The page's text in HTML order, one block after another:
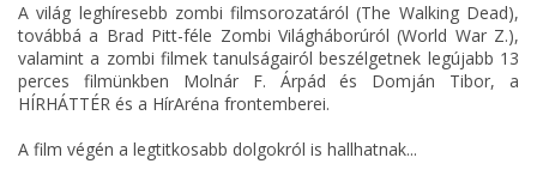
A világ leghíresebb zombi filmsorozatáról (The Walking Dead),
továbbá a Brad Pitt-féle Zombi Világháborúról (World War Z.),
valamint a zombi filmek tanulságairól beszélgetnek legújabb 13
perces filmünkben Molnár F. Árpád és Domján Tibor, a
HÍRHÁTTÉR és a HírAréna frontemberei.
A film végén a legtitkosabb dolgokról is hallhatnak...